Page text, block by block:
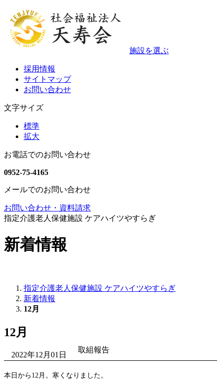
施設を選ぶ
採用情報
サイトマップ
お問い合わせ
文字サイズ
標準
拡大
お電話でのお問い合わせ
0952-75-4165
メールでのお問い合わせ
お問い合わせ・資料請求
指定介護老人保健施設 ケアハイツやすらぎ
新着情報
指定介護老人保健施設 ケアハイツやすらぎ
新着情報
12月
12月
2022年12月01日
取組報告
本日から12月。寒くなりました。